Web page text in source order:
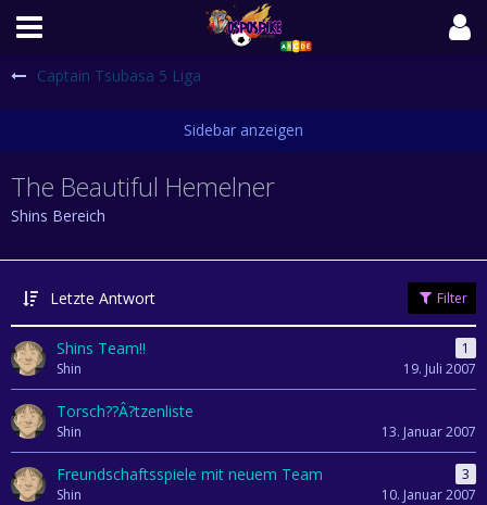
Captain Tsubasa 5 Liga
The Beautiful Hemelner
Shins Bereich
Letzte Antwort Filter
Shins Team!!
1
Shin
19. Juli 2007
Torsch??Â?tzenliste
Shin 13. Januar 2007
Freundschaftsspiele mit neuem Team
3
Shin
10. Januar 2007